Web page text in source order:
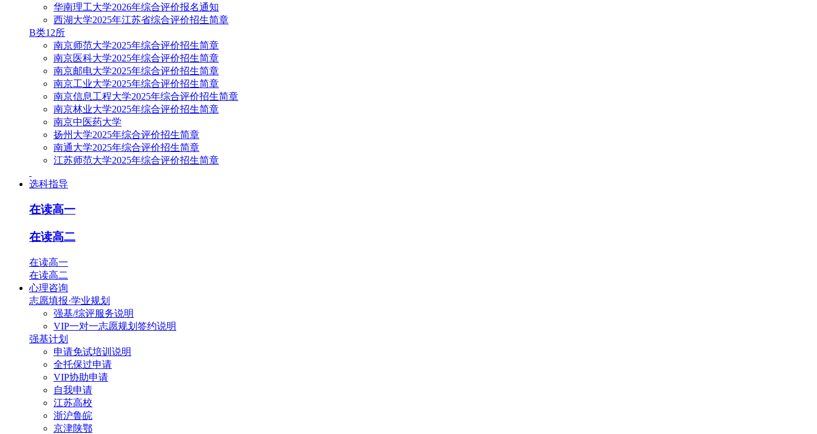
华南理工大学2026年综合评价报名通知
西湖大学2025年江苏省综合评价招生简章
B类12所
南京师范大学2025年综合评价招生简章
南京医科大学2025年综合评价招生简章
南京邮电大学2025年综合评价招生简章
南京工业大学2025年综合评价招生简章
南京信息工程大学2025年综合评价招生简章
南京林业大学2025年综合评价招生简章
南京中医药大学
扬州大学2025年综合评价招生简章
南通大学2025年综合评价招生简章
江苏师范大学2025年综合评价招生简章
选科指导
在读高一
在读高二
在读高一
在读高二
心理咨询
志愿填报·学业规划
强基/综评服务说明
VIP一对一志愿规划签约说明
强基计划
申请免试培训说明
全托保过申请
VIP协助申请
自我申请
江苏高校
浙沪鲁皖
京津陕鄂